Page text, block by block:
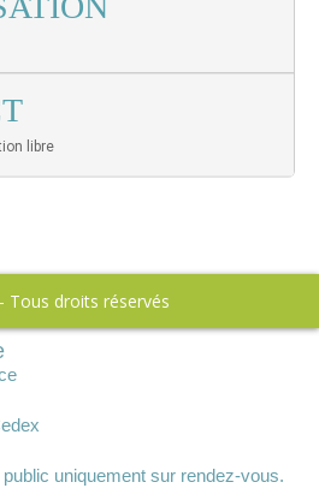
libre
Tous droits réservés
uniquement sur rendez-vous.